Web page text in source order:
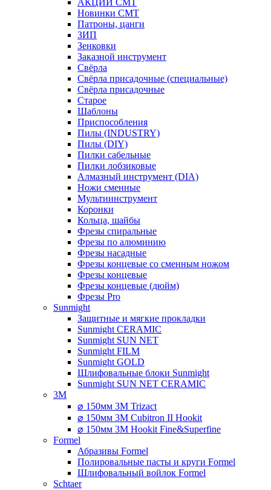
АКЦИИ СМТ
Новинки CMT
Патроны, цанги
ЗИП
Зенковки
Заказной инструмент
Свёрла
Свёрла присадочные (специальные)
Свёрла присадочные
Старое
Шаблоны
Приспособления
Пилы (INDUSTRY)
Пилы (DIY)
Пилки сабельные
Пилки лобзиковые
Алмазный инструмент (DIA)
Ножи сменные
Мультиинструмент
Коронки
Кольца, шайбы
Фрезы спиральные
Фрезы по алюминию
Фрезы насадные
Фрезы концевые со сменным ножом
Фрезы концевые
Фрезы концевые (дюйм)
Фрезы Pro
Sunmight
Защитные и мягкие прокладки
Sunmight CERAMIC
Sunmight SUN NET
Sunmight FILM
Sunmight GOLD
Шлифовальные блоки Sunmight
Sunmight SUN NET CERAMIC
3M
⌀ 150мм 3M Trizact
⌀ 150мм 3M Cubitron II Hookit
⌀ 150мм 3M Hookit Fine&Superfine
Formel
Абразивы Formel
Полировальные пасты и круги Formel
Шлифовальный войлок Formel
Schtaer